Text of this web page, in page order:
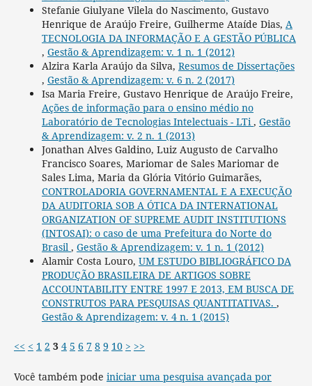
Stefanie Giulyane Vilela do Nascimento, Gustavo
Henrique de Araújo Freire, Guilherme Ataíde Dias, A
TECNOLOGIA DA INFORMAÇÃO E A GESTÃO PÚBLICA
, Gestão & Aprendizagem: v. 1 n. 1 (2012)
Alzira Karla Araújo da Silva, Resumos de Dissertações
, Gestão & Aprendizagem: v. 6 n. 2 (2017)
Isa Maria Freire, Gustavo Henrique de Araújo Freire,
Ações de informação para o ensino médio no
Laboratório de Tecnologias Intelectuais - LTi, Gestão
& Aprendizagem: v. 2 n. 1 (2013)
Jonathan Alves Galdino, Luiz Augusto de Carvalho
Francisco Soares, Mariomar de Sales Mariomar de
Sales Lima, Maria da Glória Vitório Guimarães,
CONTROLADORIA GOVERNAMENTAL E A EXECUÇÃO
DA AUDITORIA SOB A ÓTICA DA INTERNATIONAL
ORGANIZATION OF SUPREME AUDIT INSTITUTIONS
(INTOSAI): o caso de uma Prefeitura do Norte do
Brasil , Gestão & Aprendizagem: v. 1 n. 1 (2012)
Alamir Costa Louro, UM ESTUDO BIBLIOGRÁFICO DA
PRODUÇÃO BRASILEIRA DE ARTIGOS SOBRE
ACCOUNTABILITY ENTRE 1997 E 2013, EM BUSCA DE
CONSTRUTOS PARA PESQUISAS QUANTITATIVAS. ,
Gestão & Aprendizagem: v. 4 n. 1 (2015)
<< < 1 2 3 4 5 6 7 8 9 10 > >>
Você também pode iniciar uma pesquisa avançada por